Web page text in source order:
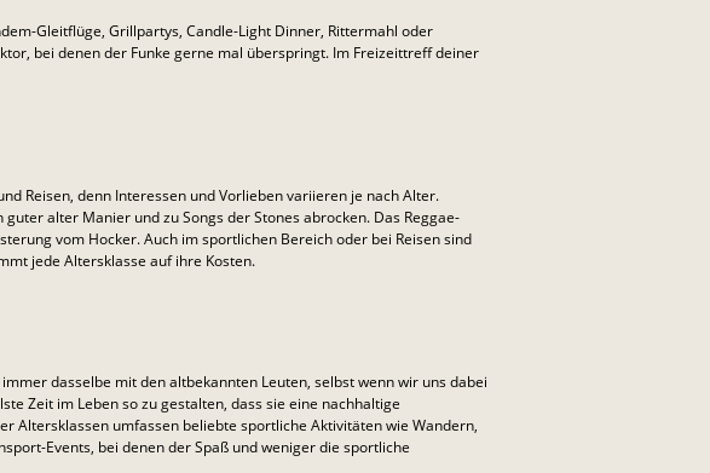
Gleitflüge, Grillpartys, Candle-Light Dinner, Rittermahl oder
bei denen der Funke gerne mal überspringt. Im Freizeittreff deiner
Reisen, denn Interessen und Vorlieben variieren je nach Alter.
alter Manier und zu Songs der Stones abrocken. Das Reggae-
vom Hocker. Auch im sportlichen Bereich oder bei Reisen sind
jede Altersklasse auf ihre Kosten.
dasselbe mit den altbekannten Leuten, selbst wenn wir uns dabei
Zeit im Leben so zu gestalten, dass sie eine nachhaltige
Altersklassen umfassen beliebte sportliche Aktivitäten wie Wandern,
Events, bei denen der Spaß und weniger die sportliche